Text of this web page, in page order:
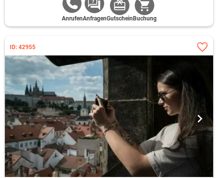
AnrufenAnfragenGutschein Buchung
ID: 42955